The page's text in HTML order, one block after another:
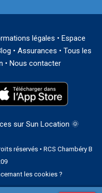
légales • Espace
• Assurances • Tous les
• Nous contacter
sur Sun Location 🌞
réservés • RCS Chambéry B
les cookies ?